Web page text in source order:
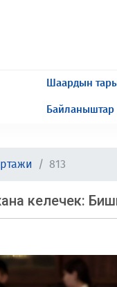
Шаардын
Байланыштар
813
келечек: